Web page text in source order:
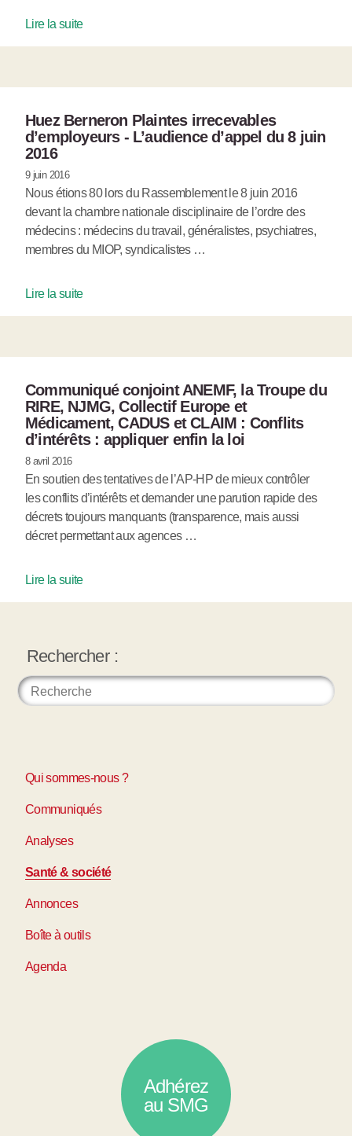
Lire la suite
Huez Berneron Plaintes irrecevables
d’employeurs - L’audience d’appel du 8 juin
2016
9 juin 2016
Nous étions 80 lors du Rassemblement le 8 juin 2016
devant la chambre nationale disciplinaire de l’ordre des
médecins : médecins du travail, généralistes, psychiatres,
membres du MIOP, syndicalistes …
Lire la suite
Communiqué conjoint ANEMF, la Troupe du
RIRE, NJMG, Collectif Europe et
Médicament, CADUS et CLAIM : Conflits
d’intérêts : appliquer enfin la loi
8 avril 2016
En soutien des tentatives de l’AP-HP de mieux contrôler
les conflits d’intérêts et demander une parution rapide des
décrets toujours manquants (transparence, mais aussi
décret permettant aux agences …
Lire la suite
Rechercher :
Qui sommes-nous ?
Communiqués
Analyses
Santé & société
Annonces
Boîte à outils
Agenda
Adhérez
au SMG